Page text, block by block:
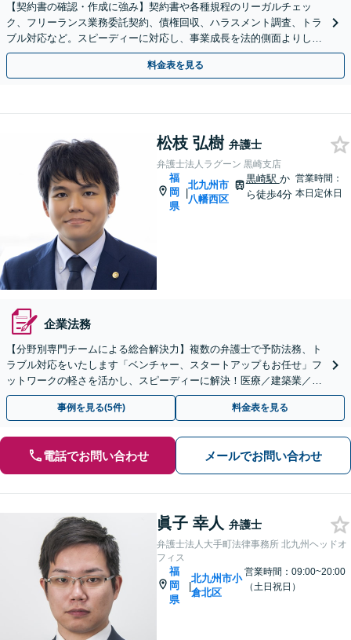
【契約書の確認・作成に強み】契約書や各種規程のリーガルチェッ
ク、フリーランス業務委託契約、債権回収、ハラスメント調査、トラ
ブル対応など。スピーディーに対応し、事業成長を法的側面よりしっ
かりとサポートいたします【駐車場あり】【完全個室で対応】
料金表を見る
松枝 弘樹 弁護士
弁護士法人ラグーン 黒崎支店
福
岡
県
|
北九州市
八幡西区
黒崎駅 か
ら徒歩4分
営業時間：
本日定休日
企業法務
【分野別専門チームによる総合解決力】複数の弁護士で予防法務、ト
ラブル対応をいたします「ベンチャー、スタートアップもお任せ」フ
ットワークの軽さを活かし、スピーディーに解決！医療／建築業／情
報通信／卸売業／製造業／不動産など、幅広い業種に対応
事例を見る(5件) 料金表を見る
電話でお問い合わせ メールでお問い合わせ
眞子 幸人 弁護士
弁護士法人大手町法律事務所 北九州ヘッドオ
フィス
福
岡
県
|
北九州市小
倉北区
営業時間：09:00~20:00
（土日祝日）